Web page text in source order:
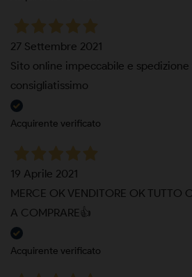
27 Settembre 2021
Sito online impeccabile e spedizione
consigliatissimo
Acquirente verificato
19 Aprile 2021
MERCE OK VENDITORE OK TUTTO
A COMPRARE👍
Acquirente verificato